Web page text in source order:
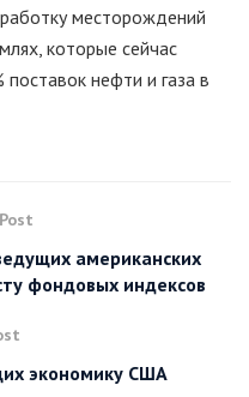
месторождений
которые сейчас
нефти и газа в
американских
фондовых индексов
экономику США